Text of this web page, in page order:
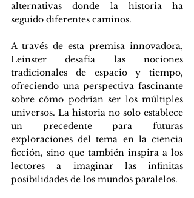
alternativas donde la historia ha
seguido diferentes caminos.
A través de esta premisa innovadora,
Leinster desafía las nociones
tradicionales de espacio y tiempo,
ofreciendo una perspectiva fascinante
sobre cómo podrían ser los múltiples
universos. La historia no solo establece
un precedente para futuras
exploraciones del tema en la ciencia
ficción, sino que también inspira a los
lectores a imaginar las infinitas
posibilidades de los mundos paralelos.